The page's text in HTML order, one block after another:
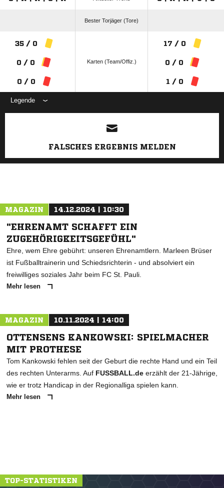
Bester Torjäger (Tore)
35 / 0
0 / 0
0 / 0
Karten (Team/Offiz.)
17 / 0
0 / 0
1 / 0
Legende
ANZEIGE
FALSCHES ERGEBNIS MELDEN
MAGAZIN 14.12.2024 | 10:30
"EHRENAMT SCHAFFT EIN
ZUGEHÖRIGKEITSGEFÜHL"
Ehre, wem Ehre gebührt: unseren Ehrenamtlern. Marleen Brüser
ist Fußballtrainerin und Schiedsrichterin - und absolviert ein
freiwilliges soziales Jahr beim FC St. Pauli.
Mehr lesen
MAGAZIN 10.11.2024 | 14:00
OTTENSENS KANKOWSKI: SPIELMACHER
MIT PROTHESE
Tom Kankowski fehlen seit der Geburt die rechte Hand und ein Teil
des rechten Unterarms. Auf FUSSBALL.de erzählt der 21-Jährige,
wie er trotz Handicap in der Regionalliga spielen kann.
Mehr lesen
TOP-STATISTIKEN